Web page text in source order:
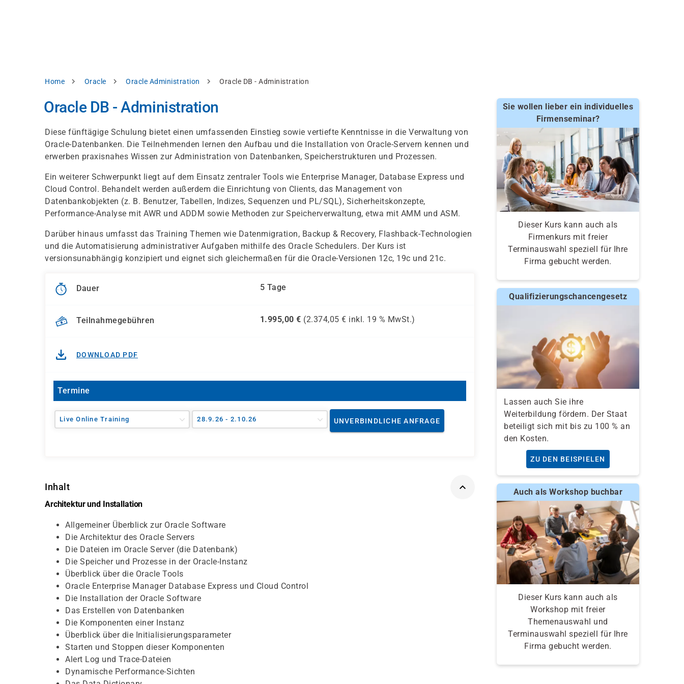
Pfadnavigation
Home Oracle Oracle Administration Oracle DB - Administration
Oracle DB - Administration
Diese fünftägige Schulung bietet einen umfassenden Einstieg sowie vertiefte Kenntnisse in die Verwaltung von
Oracle-Datenbanken. Die Teilnehmenden lernen den Aufbau und die Installation von Oracle-Servern kennen und
erwerben praxisnahes Wissen zur Administration von Datenbanken, Speicherstrukturen und Prozessen.
Ein weiterer Schwerpunkt liegt auf dem Einsatz zentraler Tools wie Enterprise Manager, Database Express und
Cloud Control. Behandelt werden außerdem die Einrichtung von Clients, das Management von
Datenbankobjekten (z. B. Benutzer, Tabellen, Indizes, Sequenzen und PL/SQL), Sicherheitskonzepte,
Performance-Analyse mit AWR und ADDM sowie Methoden zur Speicherverwaltung, etwa mit AMM und ASM.
Darüber hinaus umfasst das Training Themen wie Datenmigration, Backup & Recovery, Flashback-Technologien
und die Automatisierung administrativer Aufgaben mithilfe des Oracle Schedulers. Der Kurs ist
versionsunabhängig konzipiert und eignet sich gleichermaßen für die Oracle-Versionen 12c, 19c und 21c.
Dauer 5 Tage
Teilnahmegebühren 1.995,00 € (2.374,05 € inkl. 19 % MwSt.)
DOWNLOAD PDF
Termine
Live Online Training 28.9.26 - 2.10.26 UNVERBINDLICHE ANFRAGE
Inhalt
Architektur und Installation
Allgemeiner Überblick zur Oracle Software
Die Architektur des Oracle Servers
Die Dateien im Oracle Server (die Datenbank)
Die Speicher und Prozesse in der Oracle-Instanz
Überblick über die Oracle Tools
Oracle Enterprise Manager Database Express und Cloud Control
Die Installation der Oracle Software
Das Erstellen von Datenbanken
Die Komponenten einer Instanz
Überblick über die Initialisierungsparameter
Starten und Stoppen dieser Komponenten
Alert Log und Trace-Dateien
Dynamische Performance-Sichten
Sie wollen lieber ein individuelles
Firmenseminar?
Dieser Kurs kann auch als
Firmenkurs mit freier
Terminauswahl speziell für Ihre
Firma gebucht werden.
Qualifizierungschancengesetz
Lassen auch Sie ihre
Weiterbildung fördern. Der Staat
beteiligt sich mit bis zu 100 % an
den Kosten.
ZU DEN BEISPIELEN
Auch als Workshop buchbar
Dieser Kurs kann auch als
Workshop mit freier
Themenauswahl und
Terminauswahl speziell für Ihre
Firma gebucht werden.
akzeptieren